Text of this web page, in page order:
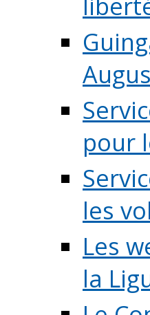
pour
les
Les
la